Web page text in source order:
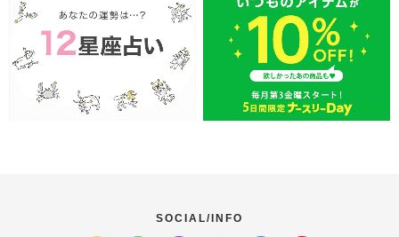
SOCIAL/INFO